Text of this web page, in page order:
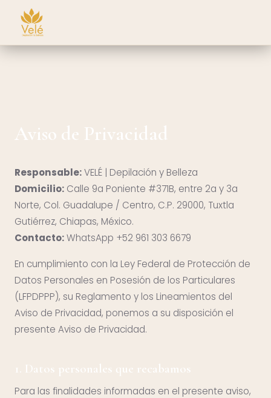
Aviso de Privacidad
Responsable:VELÉ | Depilación y Belleza
Domicilio: Calle 9a Poniente #371B, entre 2a y 3a
Norte, Col. Guadalupe / Centro, C.P. 29000, Tuxtla
Gutiérrez, Chiapas, México.
Contacto:WhatsApp +52 961 303 6679
En cumplimiento con la Ley Federal de Protección de
Datos Personales en Posesión de los Particulares
(LFPDPPP), su Reglamento y los Lineamientos del
Aviso de Privacidad, ponemos a su disposición el
presente Aviso de Privacidad.
1. Datos personales que recabamos
Para las finalidades informadas en el presente aviso,